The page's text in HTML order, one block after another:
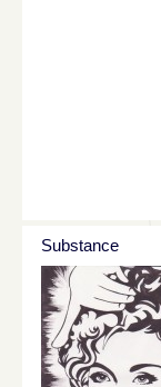
Substance